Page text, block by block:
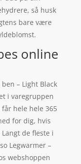
så husk
bare være
online
– Light Black
i varegruppen
hele hele 365
for dig, hvis
de fleste i
Legwarmer –
webshoppen